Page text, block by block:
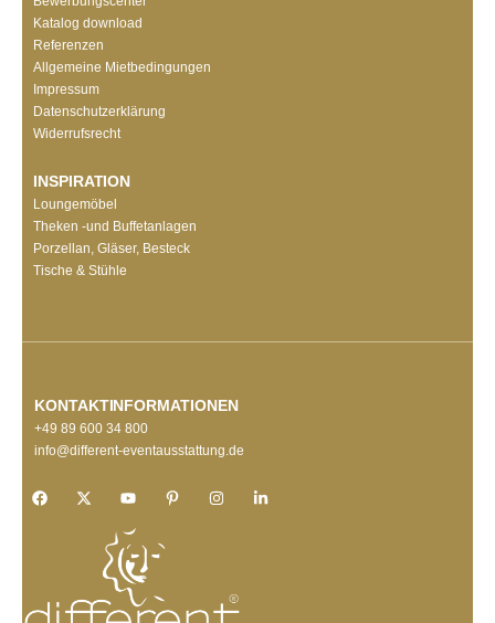
Katalog download
Referenzen
Allgemeine Mietbedingungen
Impressum
Datenschutzerklärung
Widerrufsrecht
INSPIRATION
Loungemöbel
Theken -und Buffetanlagen
Porzellan, Gläser, Besteck
Tische & Stühle
KONTAKTINFORMATIONEN
+49 89 600 34 800
info@different-eventausstattung.de